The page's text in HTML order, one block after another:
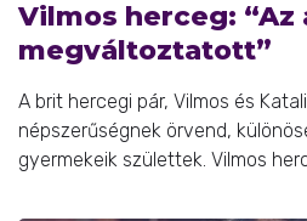
Vilmos herceg: “Az
megváltoztatott”
A brit hercegi pár, Vilmos és
népszerűségnek örvend,
gyermekeik születtek. Vilmos